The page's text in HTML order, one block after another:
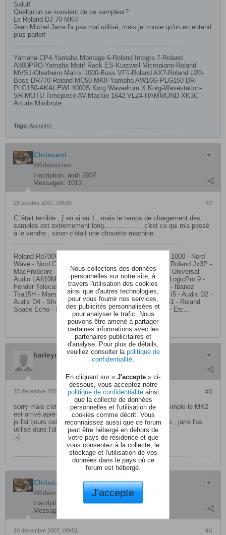
Salut!
Quelqu'un se souvient de ce sampleur?
Le Roland DJ-70 MKII
Jean Michel Jarre l'a pas mal utilisé, mais je trouve qu'on en entend
plus parler!
Yamaha CP4-Yamaha Montage 6-Roland Integra 7-Roland
A800PRO-Yamaha Motif Rack ES-Kurzweil Micropiano-Roland
MVS1-Oberheim Matrix 1000-Boss VF1-Roland AX7-Roland U20-
Boss DR770 Roland MC50 MKII-Yamaha AW16G-PLG150 DR-
PLG150-AKAI EWI 4000S Korg Wavedrum X Korg-Wavestation-
SR-MOTU Timepiece AV-Mackie 1642 VLZ4 HAMMOND XK3C
Arturia Minibrute
Tags: Aucun(e)
Chriscerri
AKdémicien
Inscription: août 2007
Messages: 1013
#2
25 octobre 2007, 09h39
C 'était terrible , j' en ai eu 1 , mais le temps de chargement des
samples est extremement long.................., c'est ce qui m'a possé
à le vendre , sinon c'était une chouette machine.
Roland Rd700Gx+ExpPianoSuperNatural - Roland JV-1000 - Nord
Wave - Nord C1 - Korg Triton Rack - Rhodes MarkII - Roland Jx3P -
MacPro8core - Motu2408MkIII - M-AudioProfire2626 - Universal
Audio LA610MkII - Neumann KH120A - Krk K-Rock - LogicPro 9 -
Fender Telecaster Usa - Fender Stratocaster Custom - Ibanez
Tsa15H - Marshall 2061Cx - Neumann TLM49 - Audix i5 - Audix D2 -
Audix D4 - Shure Beta91a - Shure Sm58 - Audix adx51 - Roland
Space Echo - Ibanez Tube Screamer - WhaWha Vox - Etc...
harleyman36
#3
15 décembre 2007, 23h14
sorry mais c'etait pas un DJ70 MK2 mais la version simple le MK2
est arrivé après que jarre l'ai utilisé ;-)
je l'ai tjours celui la je l'adores et ne le vendrais jamais , jarre l'as
utilisé dans l'album chronologie que j'adores
;-)
Chriscerri
AKdémicien
Inscription:
août 2007
Messages:
#4
16 décembre 2007, 09h51
Nous collectons des données
personnelles sur notre site, à
travers l'utilisation des cookies
ainsi que d'autres technologies,
pour vous fournir nos services,
des publicités personnalisées et
pour analyser le trafic. Nous
pouvons être amené à partager
certaines informations avec les
partenaires publicitaires et
d'analyse. Pour plus de détails,
veuillez consulter la politique de
confidentialité
En cliquant sur « J'accepte » ci-
dessous, vous acceptez notre
politique de confidentialitéainsi
que la collecte de données
personnelles et l'utilisation de
cookies comme décrit. Vous
reconnaissez aussi que ce forum
peut être hébergé en dehors de
votre pays de résidence et que
vous consentez à la collecte, le
stockage et l'utilisation de vos
données dans le pays où ce
forum est hébergé.
J'accepte